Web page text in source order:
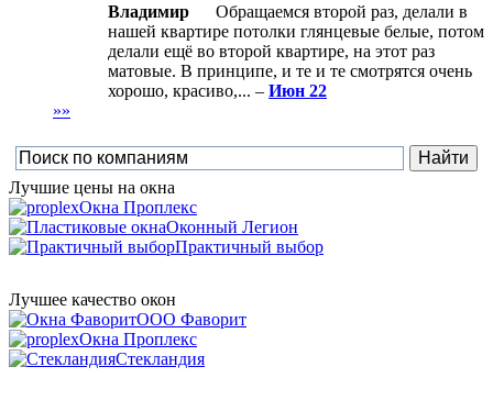
Владимир
Обращаемся второй раз, делали в
нашей квартире потолки глянцевые белые, потом
делали ещё во второй квартире, на этот раз
матовые. В принципе, и те и те смотрятся очень
хорошо, красиво,... – Июн 22
»»
Лучшие цены на окна
Окна Проплекс
Оконный Легион
Практичный выбор
Лучшее качество окон
ООО Фаворит
Окна Проплекс
Стекландия